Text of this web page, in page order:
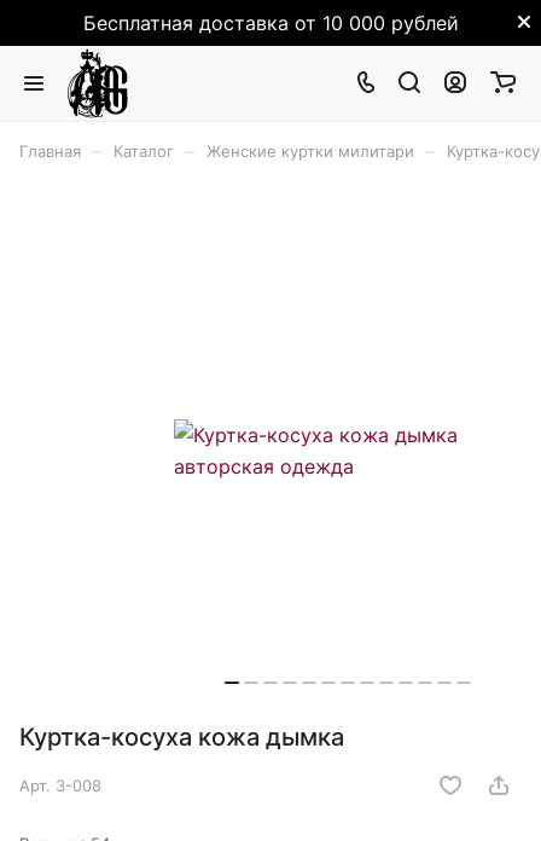
Бесплатная доставка от 10 000 рублей
Главная Каталог Женские куртки милитари Куртка-
Куртка-косуха кожа дымка
Арт. 3-008